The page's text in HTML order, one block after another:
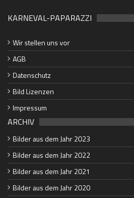
KARNEVAL-PAPARAZZI
Wir stellen uns vor
AGB
Datenschutz
Bild Lizenzen
Impressum
ARCHIV
Bilder aus dem Jahr 2023
Bilder aus dem Jahr 2022
Bilder aus dem Jahr 2021
Bilder aus dem Jahr 2020